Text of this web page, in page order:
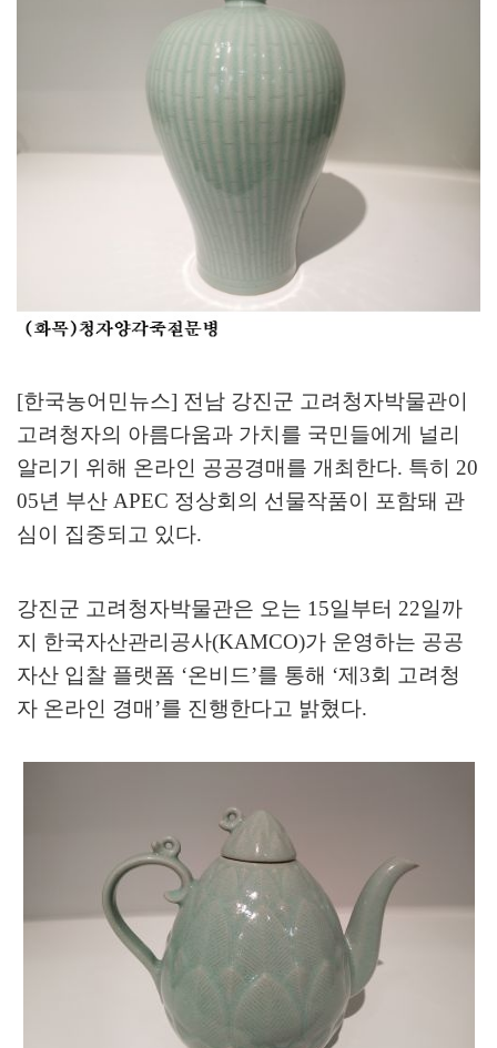
[한국농어민뉴스] 전남 강진군 고려청자박물관이
고려청자의 아름다움과 가치를 국민들에게 널리
알리기 위해 온라인 공공경매를 개최한다. 특히 20
05년 부산 APEC 정상회의 선물작품이 포함돼 관
심이 집중되고 있다.
강진군 고려청자박물관은 오는 15일부터 22일까
지 한국자산관리공사(KAMCO)가 운영하는 공공
자산 입찰 플랫폼 ‘온비드’를 통해 ‘제 3회 고려청
자 온라인 경매 ’를 진행한다고 밝혔다.